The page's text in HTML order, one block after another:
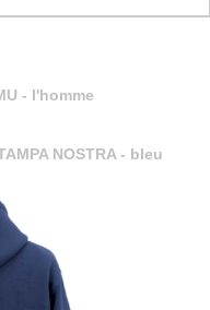
- l'homme
NOSTRA - bleu